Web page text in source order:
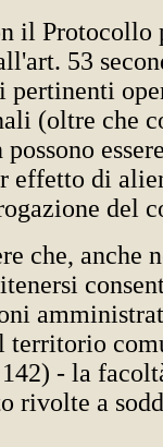
il Protocollo
53
(oltre che
effetto di
del
che, anche
territorio
- la
rivolte a